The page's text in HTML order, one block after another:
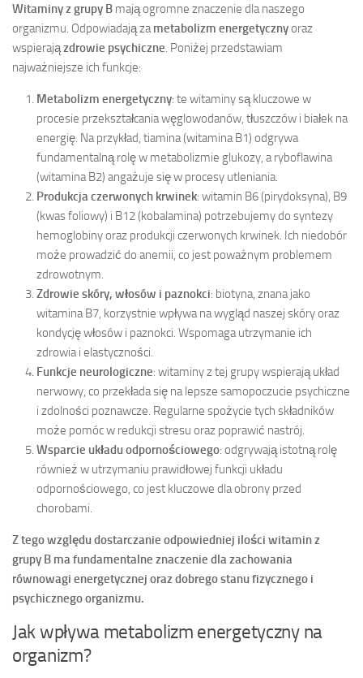
Witaminy z grupy B mają ogromne znaczenie dla naszego
organizmu. Odpowiadają zametabolizm energetycznyoraz
wspierajązdrowie psychiczne. Poniżej przedstawiam
najważniejsze ich funkcje:
Metabolizm energetyczny: te witaminy są kluczowe w
procesie przekształcania węglowodanów, tłuszczów i białek na
energię. Na przykład, tiamina (witamina B1) odgrywa
fundamentalną rolę w metabolizmie glukozy, a ryboflawina
(witamina B2) angażuje się w procesy utleniania.
Produkcja czerwonych krwinek: witamin B6 (pirydoksyna), B9
(kwas foliowy) i B12 (kobalamina) potrzebujemy do syntezy
hemoglobiny oraz produkcji czerwonych krwinek. Ich niedobór
może prowadzić do anemii, co jest poważnym problemem
zdrowotnym.
Zdrowie skóry, włosów i paznokci: biotyna, znana jako
witamina B7, korzystnie wpływa na wygląd naszej skóry oraz
kondycję włosów i paznokci. Wspomaga utrzymanie ich
zdrowia i elastyczności.
Funkcje neurologiczne: witaminy z tej grupy wspierają układ
nerwowy, co przekłada się na lepsze samopoczucie psychiczne
i zdolności poznawcze. Regularne spożycie tych składników
może pomóc w redukcji stresu oraz poprawić nastrój.
Wsparcie układu odpornościowego: odgrywają istotną rolę
również w utrzymaniu prawidłowej funkcji układu
odpornościowego, co jest kluczowe dla obrony przed
chorobami.
Z tego względu dostarczanie odpowiedniej ilości witamin z
grupy B ma fundamentalne znaczenie dla zachowania
równowagi energetycznej oraz dobrego stanu fizycznego i
psychicznego organizmu.
Jak wpływa metabolizm energetyczny na
organizm?